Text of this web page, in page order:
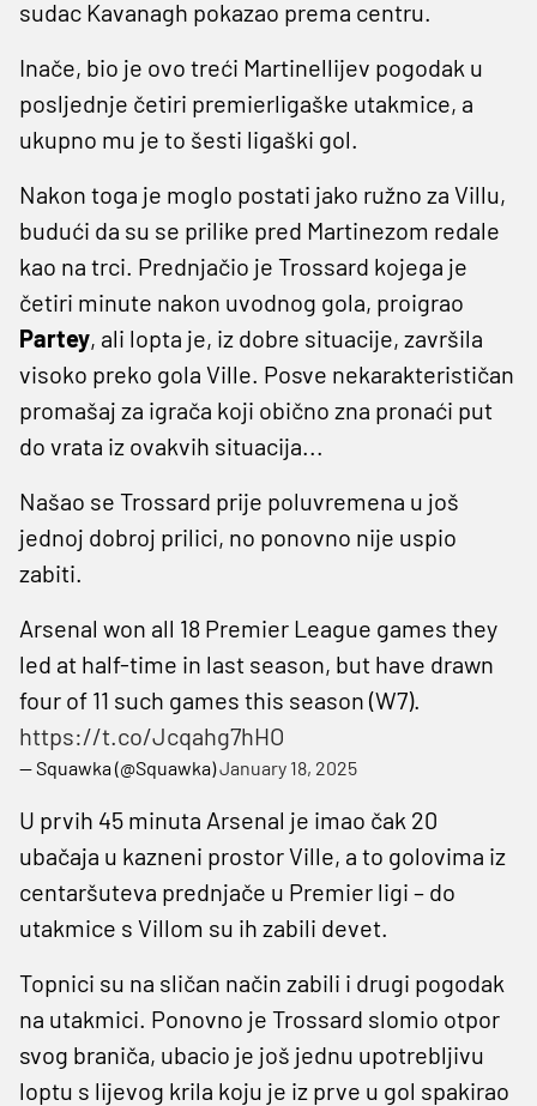
sudac Kavanagh pokazao prema centru.
Inače, bio je ovo treći Martinellijev pogodak u
posljednje četiri premierligaške utakmice, a
ukupno mu je to šesti ligaški gol.
Nakon toga je moglo postati jako ružno za Villu,
budući da su se prilike pred Martinezom redale
kao na trci. Prednjačio je Trossard kojega je
četiri minute nakon uvodnog gola, proigrao
Partey, ali lopta je, iz dobre situacije, završila
visoko preko gola Ville. Posve nekarakterističan
promašaj za igrača koji obično zna pronaći put
do vrata iz ovakvih situacija...
Našao se Trossard prije poluvremena u još
jednoj dobroj prilici, no ponovno nije uspio
zabiti.
Arsenal won all 18 Premier League games they
led at half-time in last season, but have drawn
four of 11 such games this season (W7).
https://t.co/Jcqahg7hHO
— Squawka (@Squawka)January 18, 2025
U prvih 45 minuta Arsenal je imao čak 20
ubačaja u kazneni prostor Ville, a to golovima iz
centaršuteva prednjače u Premier ligi – do
utakmice s Villom su ih zabili devet.
Topnici su na sličan način zabili i drugi pogodak
na utakmici. Ponovno je Trossard slomio otpor
svog braniča, ubacio je još jednu upotrebljivu
loptu s lijevog krila koju je iz prve u gol spakirao